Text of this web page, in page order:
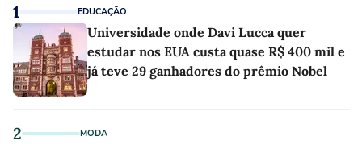
1 EDUCAÇÃO
Universidade onde Davi Lucca quer
estudar nos EUA custa quase R$ 400 mil e
já teve 29 ganhadores do prêmio Nobel
2 MODA